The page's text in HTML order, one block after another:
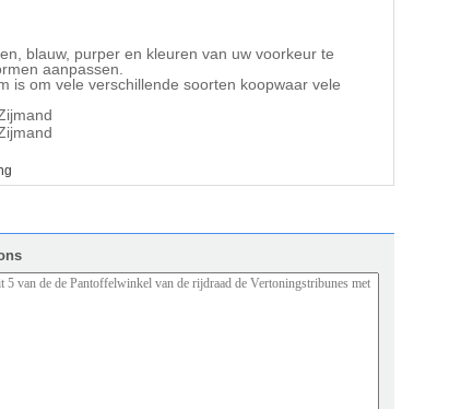
blauw, purper en kleuren van uw voorkeur te
aanpassen.
is om vele verschillende soorten koopwaar vele